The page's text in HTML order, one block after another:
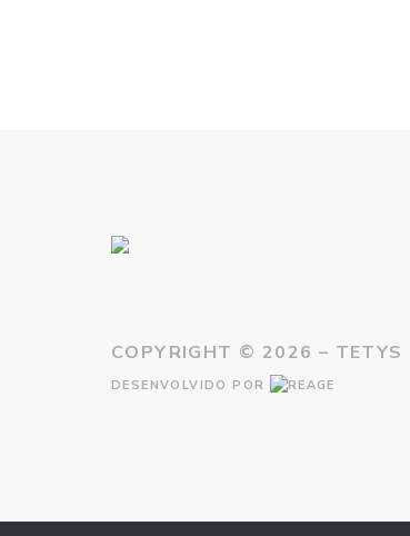
COPYRIGHT © 2026 – TETYS
DESENVOLVIDO POR